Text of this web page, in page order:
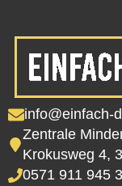
info@einfach-
Zentrale
Krokusweg 4,
0571 911 945